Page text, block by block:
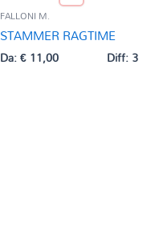
FALLONI M.
STAMMER RAGTIME
Da:€11,00 Diff: 3